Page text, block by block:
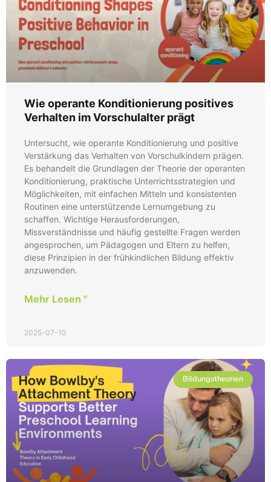
Wie operante Konditionierung positives
Verhalten im Vorschulalter prägt
Untersucht, wie operante Konditionierung und positive
Verstärkung das Verhalten von Vorschulkindern prägen.
Es behandelt die Grundlagen der Theorie der operanten
Konditionierung, praktische Unterrichtsstrategien und
Möglichkeiten, mit einfachen Mitteln und konsistenten
Routinen eine unterstützende Lernumgebung zu
schaffen. Wichtige Herausforderungen,
Missverständnisse und häufig gestellte Fragen werden
angesprochen, um Pädagogen und Eltern zu helfen,
diese Prinzipien in der frühkindlichen Bildung effektiv
anzuwenden.
Mehr Lesen "
2025-07-10
Bildungstheorien